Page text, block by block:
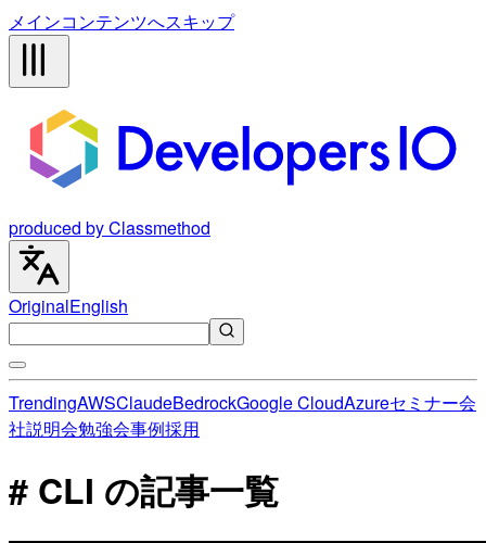
メインコンテンツへスキップ
produced by Classmethod
OriginalEnglish
TrendingAWSClaudeBedrockGoogle CloudAzureセミナー会
社説明会勉強会事例採用
# CLI の記事一覧